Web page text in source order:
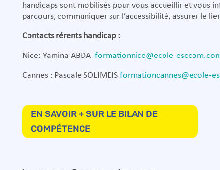
handicaps sont mobilisés pour vous accueillir et vous
parcours, communiquer sur l’accessibilité, assurer le
Contacts rérents handicap :
Nice: Yamina ABDA formationnice@ecole-
Cannes : Pascale SOLIMEIS formationcannes@ecole-
EN SAVOIR + SUR LE BILAN DE
COMPÉTENCE